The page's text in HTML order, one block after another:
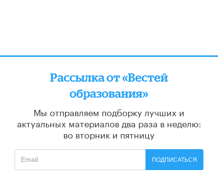
Рассылка от «Вестей
образования»
Мы отправляем подборку лучших и
актуальных материалов два раза в неделю:
во вторник и пятницу
ПОДПИСАТЬСЯ